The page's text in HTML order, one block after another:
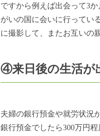
ですから例えば出会って3
がいの国に会いに行ってい
に撮影して、またお互いの
④来日後の生活が
夫婦の銀行預金や就労状況
銀行預金でしたら300万円